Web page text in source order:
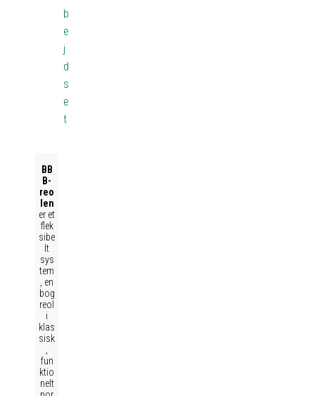
b
e
j
d
s
e
t
BB
B-
reo
len
er et
flek
sibe
lt
sys
tem
, en
bog
reol
i
klas
sisk
fun
ktio
nelt